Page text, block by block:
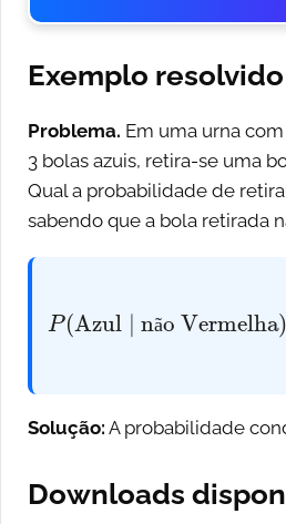
Exemplo resolvido
Problema. Em uma urna
3 bolas azuis, retira-se uma
Qual a probabilidade de
sabendo que a bola retirada
ã
Solução: A probabilidade
Downloads